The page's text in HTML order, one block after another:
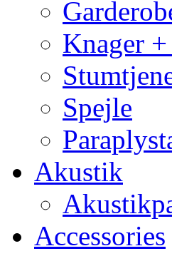
Knager
Spejle
Akustik
Accessories